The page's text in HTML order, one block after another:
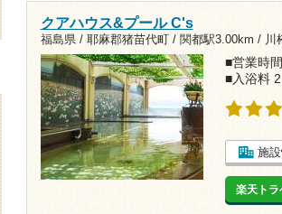
クアハウス&プール C's
福島県 / 耶麻郡猪苗代町 / 関都駅3.00km / 川
■営業時
■入浴料
施
楽天トラ